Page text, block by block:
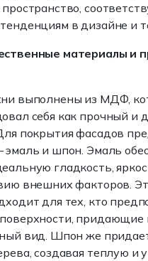
в дизайне и
материалы и
выполнены из МДФ,
себя как прочный и
покрытия фасадов
и шпон. Эмаль
гладкость,
внешних факторов.
для тех, кто
придающие
вид. Шпон же
создавая теплую и